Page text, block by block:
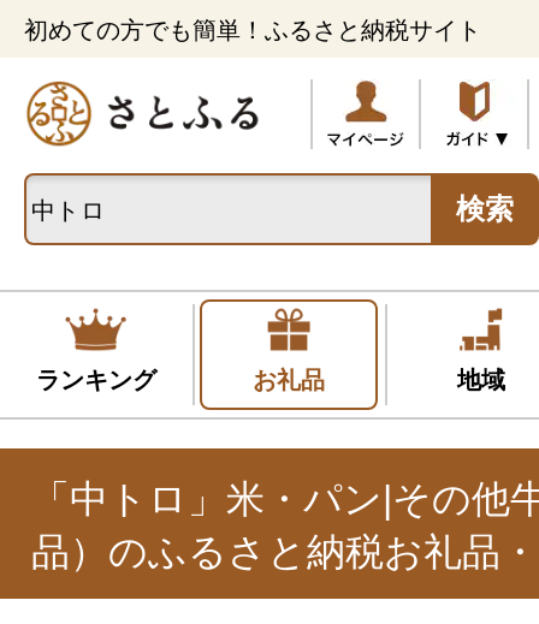
初めての方でも簡単！ふるさと納税サイト
検索
ランキング お礼品 地域
「中トロ」米・パン|その他
品）のふるさと納税お礼品